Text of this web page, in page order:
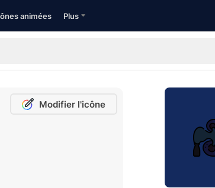
animées Plus
Modifier l'icône